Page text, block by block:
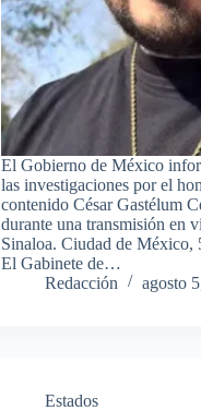
El Gobierno de México
las investigaciones por el
contenido César Gastélum
durante una transmisión en
Sinaloa. Ciudad de México,
El Gabinete de…
Redacción
agosto
Estados